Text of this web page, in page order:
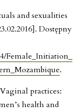
and sexualities
Dostępny
Female_Initiation_
.
practices:
health and